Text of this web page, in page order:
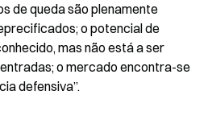
de queda são plenamente
o potencial de
mas não está a ser
o mercado encontra-se
defensiva”.